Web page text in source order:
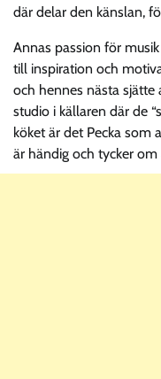
där delar den känslan,
Annas passion för
till inspiration och
och hennes nästa
studio i källaren där de
köket är det Pecka som
är händig och tycker om